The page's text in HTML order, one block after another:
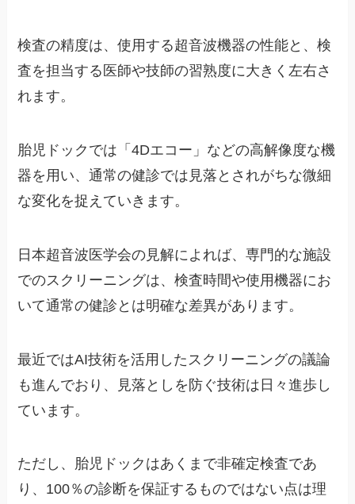
検査の精度は、使用する超音波機器の性能と、検
査を担当する医師や技師の習熟度に大きく左右さ
れます。
胎児ドックでは「4Dエコー」などの高解像度な機
器を用い、通常の健診では見落とされがちな微細
な変化を捉えていきます。
日本超音波医学会の見解によれば、専門的な施設
でのスクリーニングは、検査時間や使用機器にお
いて通常の健診とは明確な差異があります。
最近ではAI技術を活用したスクリーニングの議論
も進んでおり、見落としを防ぐ技術は日々進歩し
ています。
ただし、胎児ドックはあくまで非確定検査であ
り、100％の診断を保証するものではない点は理